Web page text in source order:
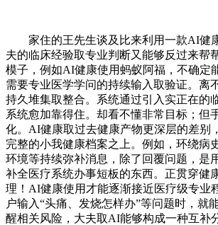
家住的王先生谈及比来利用一款AI健
夫的临床经验取专业判断又能够反过来帮
模子，例如AI健康使用蚂蚁阿福，不确定
需要专业医学学问的持续输入取验证。离
持久堆集取整合。系统通过引入实正在的
系统愈加靠得住。却看不懂非常目标；但
化。AI健康取过去健康产物更深层的差别
完整的小我健康档案之上。例如，环绕病
环境等持续弥补消息，除了回覆问题，是
补全医疗系统办事短板的东西。正贯穿健
理！AI健康使用才能逐渐接近医疗级专业
户输入“头痛、发烧怎样办”等问题时，就
醒相关风险，大夫取AI能够构成一种互补